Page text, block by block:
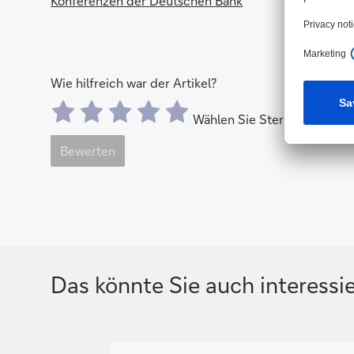
Wie hilfreich war der Artikel?
Wählen Sie Sterne aus, um
Bewerten
Das könnte Sie auch